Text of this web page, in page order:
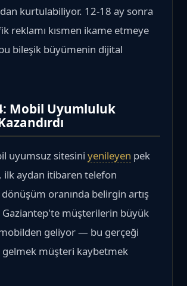
kurtulabiliyor. 12-18 ay sonra
reklamı kısmen ikame etmeye
bileşik büyümenin dijital
Mobil Uyumluluk
uyumsuz sitesini yenileyen pek
ilk aydan itibaren telefon
oranında belirgin artış
müşterilerin büyük
geliyor — bu gerçeği
müşteri kaybetmek